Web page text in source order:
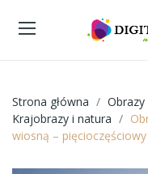
Strona główna
Krajobrazy i natura
wiosną –